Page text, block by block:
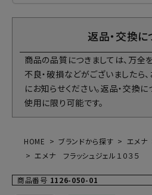
返品・交換に
商品の品質につきましては、万全
不良・破損などがございましたら
にお知らせください。返品・交換に
使用に限り可能です。
HOME ブランドから探す エメナ
エメナ フラッシュジェル１０３５
商品番号 1126-050-01